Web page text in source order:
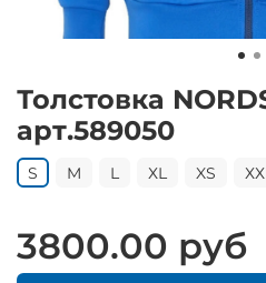
Толстовка
арт.589050
S M L ХL XS
3800.00 руб